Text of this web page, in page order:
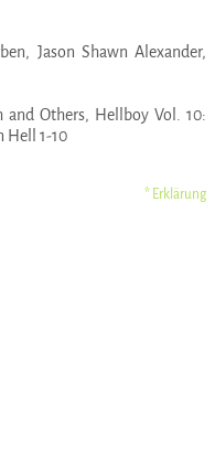
Jason Shawn Alexander,
Others, Hellboy Vol. 10:
Hell 1-10
* Erklärung